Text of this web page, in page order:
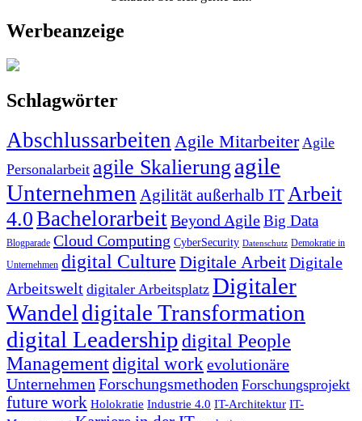
Werbeanzeige
Schlagwörter
Abschlussarbeiten Agile Mitarbeiter Agile
Personalarbeit agile Skalierung agile
Unternehmen Agilität außerhalb ITArbeit
4.0BachelorarbeitBeyond AgileBig Data
Blogparade Cloud Computing CyberSecurity Datenschutz Demokratie in
Unternehmen digital Culture Digitale ArbeitDigitale
Arbeitswelt digitaler Arbeitsplatz Digitaler
Wandel digitale Transformation
digital Leadershipdigital People
Managementdigital workevolutionäre
Unternehmen Forschungsmethoden Forschungsprojekt
future work Holokratie Industrie 4.0 IT-Architektur IT-